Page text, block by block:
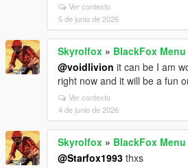
Ver contexto
5 de junio de 2026
Skyrolfox » BlackFox Menu
@voidlivion it can be I am
right now and it will be a fun
Ver contexto
4 de junio de 2026
Skyrolfox » BlackFox Menu
@Starfox1993 thxs